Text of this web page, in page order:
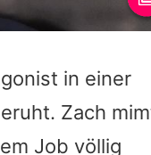
in einer
Zach
Job völlig